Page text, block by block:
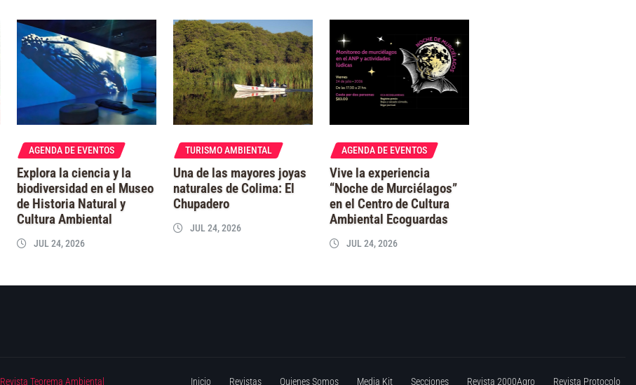
AGENDA DE EVENTOS
Explora la ciencia y la
biodiversidad en el Museo
de Historia Natural y
Cultura Ambiental
JUL 24, 2026
TURISMO AMBIENTAL
Una de las mayores joyas
naturales de Colima: El
Chupadero
JUL 24, 2026
AGENDA DE EVENTOS
Vive la experiencia
“Noche de Murciélagos”
en el Centro de Cultura
Ambiental Ecoguardas
JUL 24, 2026
Revista Teorema Ambiental Inicio Revistas Quienes Somos Media Kit Secciones Revista 2000Agro Revista Protocolo